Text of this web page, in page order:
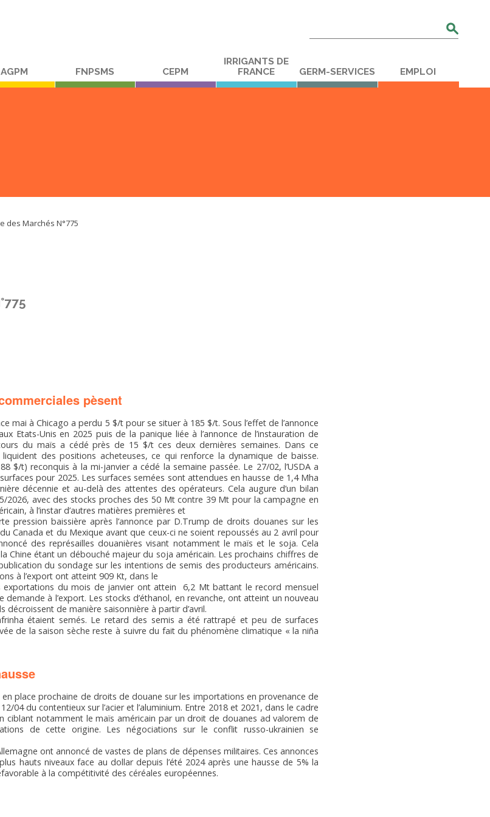
:
AGPM FNPSMS CEPM
IRRIGANTS DE
FRANCE
GERM-SERVICES EMPLOI
des Marchés N°775
pèsent
mai à Chicago a perdu 5 $/t pour se situer à 185 $/t. Sous l’effet de l’annonce
Etats-Unis en 2025 puis de la panique liée à l’annonce de l’instauration de
du maïs a cédé près de 15 $/t ces deux dernières semaines. Dans ce
des positions acheteuses, ce qui renforce la dynamique de baisse.
$/t) reconquis à la mi-janvier a cédé la semaine passée. Le 27/02, l’USDA a
pour 2025. Les surfaces semées sont attendues en hausse de 1,4 Mha
décennie et au-delà des attentes des opérateurs. Cela augure d’un bilan
2026, avec des stocks proches des 50 Mt contre 39 Mt pour la campagne en
à l’instar d’autres matières premières et
pression baissière après l’annonce par D.Trump de droits douanes sur les
Canada et du Mexique avant que ceux-ci ne soient repoussés au 2 avril pour
des représailles douanières visant notamment le maïs et le soja. Cela
Chine étant un débouché majeur du soja américain. Les prochains chiffres de
du sondage sur les intentions de semis des producteurs américains.
à l’export ont atteint 909 Kt, dans le
exportations du mois de janvier ont attein 6,2 Mt battant le record mensuel
à l’export. Les stocks d’éthanol, en revanche, ont atteint un nouveau
décroissent de manière saisonnière à partir d’avril.
étaient semés. Le retard des semis a été rattrapé et peu de surfaces
de la saison sèche reste à suivre du fait du phénomène climatique « la niña
place prochaine de droits de douane sur les importations en provenance de
04 du contentieux sur l’acier et l’aluminium. Entre 2018 et 2021, dans le cadre
ciblant notamment le maïs américain par un droit de douanes ad valorem de
de cette origine. Les négociations sur le conflit russo-ukrainien se
ont annoncé de vastes de plans de dépenses militaires. Ces annonces
hauts niveaux face au dollar depuis l’été 2024 après une hausse de 5% la
à la compétitivité des céréales européennes.